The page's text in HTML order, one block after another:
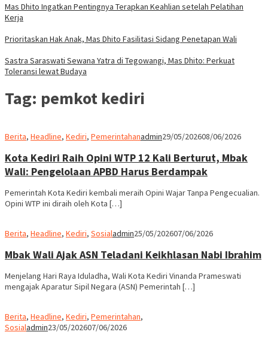
Mas Dhito Ingatkan Pentingnya Terapkan Keahlian setelah Pelatihan
Kerja
Prioritaskan Hak Anak, Mas Dhito Fasilitasi Sidang Penetapan Wali
Sastra Saraswati Sewana Yatra di Tegowangi, Mas Dhito: Perkuat
Toleransi lewat Budaya
Tag: pemkot kediri
Berita, Headline, Kediri, Pemerintahanadmin29/05/202608/06/2026
Kota Kediri Raih Opini WTP 12 Kali Berturut, Mbak
Wali: Pengelolaan APBD Harus Berdampak
Pemerintah Kota Kediri kembali meraih Opini Wajar Tanpa Pengecualian.
Opini WTP ini diraih oleh Kota […]
Berita, Headline, Kediri, Sosialadmin25/05/202607/06/2026
Mbak Wali Ajak ASN Teladani Keikhlasan Nabi Ibrahim
Menjelang Hari Raya Iduladha, Wali Kota Kediri Vinanda Prameswati
mengajak Aparatur Sipil Negara (ASN) Pemerintah […]
Berita, Headline, Kediri, Pemerintahan,
Sosialadmin23/05/202607/06/2026